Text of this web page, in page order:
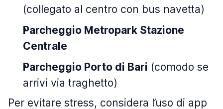
(collegato al centro con bus navetta)
Parcheggio Metropark Stazione
Centrale
Parcheggio Porto di Bari (comodo se
arrivi via traghetto)
Per evitare stress, considera l’uso di app